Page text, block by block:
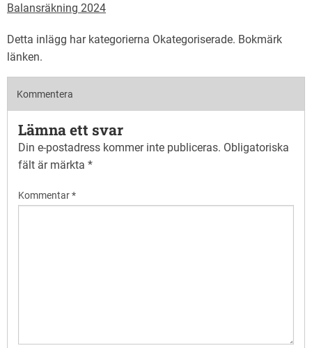
Balansräkning 2024
Detta inlägg har kategorierna Okategoriserade. Bokmärk
länken.
Kommentera
Lämna ett svar
Din e-postadress kommer inte publiceras. Obligatoriska
fält är märkta *
Kommentar*